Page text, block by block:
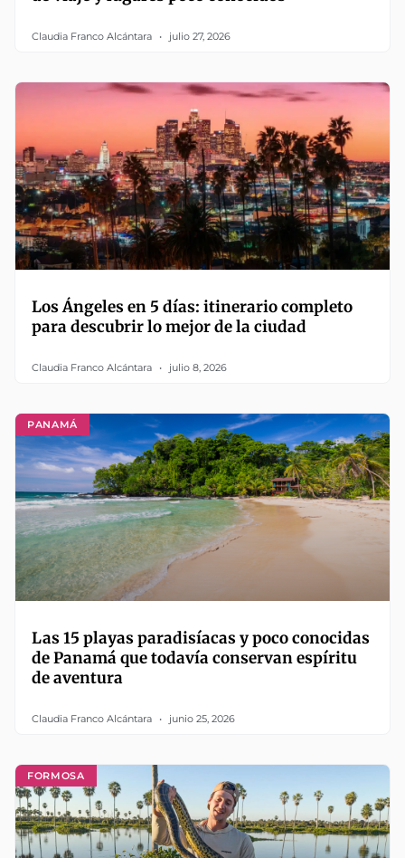
Claudia Franco Alcántara julio 27, 2026
Los Ángeles en 5 días: itinerario completo
para descubrir lo mejor de la ciudad
Claudia Franco Alcántara julio 8, 2026
PANAMÁ
Las 15 playas paradisíacas y poco conocidas
de Panamá que todavía conservan espíritu
de aventura
Claudia Franco Alcántara junio 25, 2026
FORMOSA